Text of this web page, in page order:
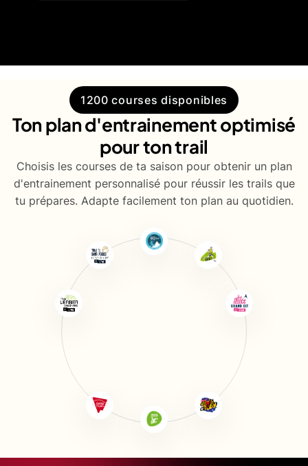
1200 courses disponibles
Ton plan d'entrainement optimisé
pour ton trail
Choisis les courses de ta saison pour obtenir un plan
d'entrainement personnalisé pour réussir les trails que
tu prépares. Adapte facilement ton plan au quotidien.